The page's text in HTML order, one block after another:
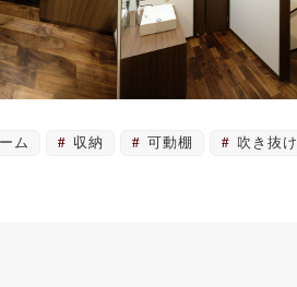
ム 収納 可動棚 吹き抜け